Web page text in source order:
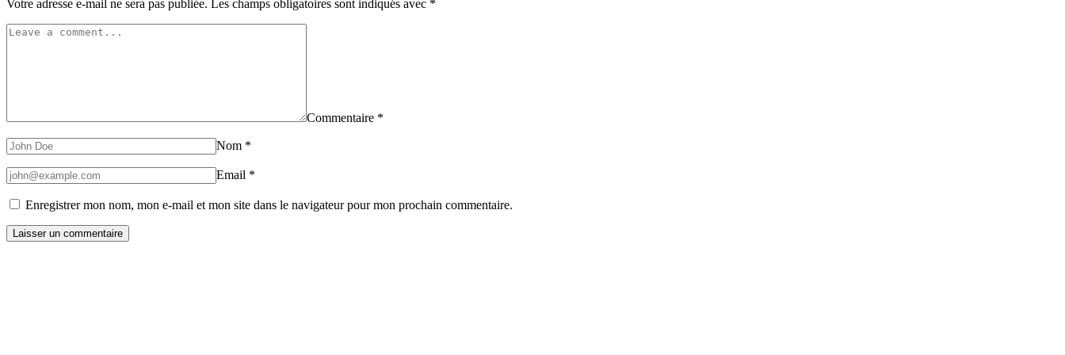
Votre adresse e-mail ne sera pas publiée. Les champs obligatoires sont indiqués avec *
Commentaire *
Nom *
Email *
Enregistrer mon nom, mon e-mail et mon site dans le navigateur pour mon prochain commentaire.